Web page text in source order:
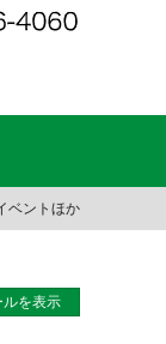
ントほか
を表示